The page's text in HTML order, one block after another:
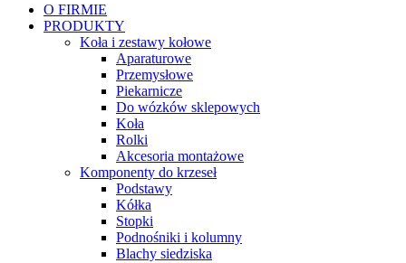
O FIRMIE
PRODUKTY
Koła i zestawy kołowe
Aparaturowe
Przemysłowe
Piekarnicze
Do wózków sklepowych
Koła
Rolki
Akcesoria montażowe
Komponenty do krzeseł
Podstawy
Kółka
Stopki
Podnośniki i kolumny
Blachy siedziska